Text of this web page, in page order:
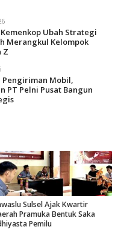
Ubah Strategi
Merangkul Kelompok
Z
Pengiriman Mobil,
PT Pelni Pusat Bangun
Sulsel Ajak Kwartir
Pramuka Bentuk Saka
Pemilu